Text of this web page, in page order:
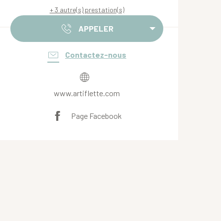
+ 3 autre(s) prestation(s)
APPELER
Contactez-nous
www.artiflette.com
Page Facebook